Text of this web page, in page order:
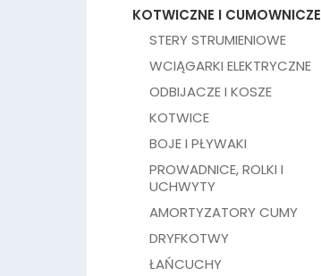
KOTWICZNE I CUMOWNICZE
STERY STRUMIENIOWE
WCIĄGARKI ELEKTRYCZNE
ODBIJACZE I KOSZE
KOTWICE
BOJE I PŁYWAKI
PROWADNICE, ROLKI I
UCHWYTY
AMORTYZATORY CUMY
DRYFKOTWY
ŁAŃCUCHY